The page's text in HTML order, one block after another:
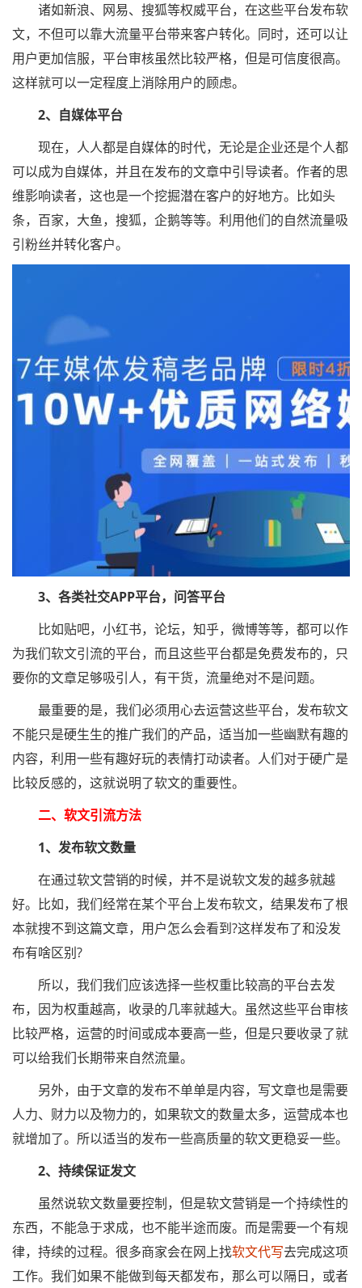
诸如新浪、网易、搜狐等权威平台，在这些平台发布软
文，不但可以靠大流量平台带来客户转化。同时，还可以让
用户更加信服，平台审核虽然比较严格，但是可信度很高。
这样就可以一定程度上消除用户的顾虑。
2、自媒体平台
现在，人人都是自媒体的时代，无论是企业还是个人都
可以成为自媒体，并且在发布的文章中引导读者。作者的思
维影响读者，这也是一个挖掘潜在客户的好地方。比如头
条，百家，大鱼，搜狐，企鹅等等。利用他们的自然流量吸
引粉丝并转化客户。
3、各类社交APP平台，问答平台
比如贴吧，小红书，论坛，知乎，微博等等，都可以作
为我们软文引流的平台，而且这些平台都是免费发布的，只
要你的文章足够吸引人，有干货，流量绝对不是问题。
最重要的是，我们必须用心去运营这些平台，发布软文
不能只是硬生生的推广我们的产品，适当加一些幽默有趣的
内容，利用一些有趣好玩的表情打动读者。人们对于硬广是
比较反感的，这就说明了软文的重要性。
二、软文引流方法
1、发布软文数量
在通过软文营销的时候，并不是说软文发的越多就越
好。比如，我们经常在某个平台上发布软文，结果发布了根
本就搜不到这篇文章，用户怎么会看到?这样发布了和没发
布有啥区别?
所以，我们我们应该选择一些权重比较高的平台去发
布，因为权重越高，收录的几率就越大。虽然这些平台审核
比较严格，运营的时间或成本要高一些，但是只要收录了就
可以给我们长期带来自然流量。
另外，由于文章的发布不单单是内容，写文章也是需要
人力、财力以及物力的，如果软文的数量太多，运营成本也
就增加了。所以适当的发布一些高质量的软文更稳妥一些。
2、持续保证发文
虽然说软文数量要控制，但是软文营销是一个持续性的
东西，不能急于求成，也不能半途而废。而是需要一个有规
律，持续的过程。很多商家会在网上找软文代写去完成这项
工作。我们如果不能做到每天都发布，那么可以隔日，或者